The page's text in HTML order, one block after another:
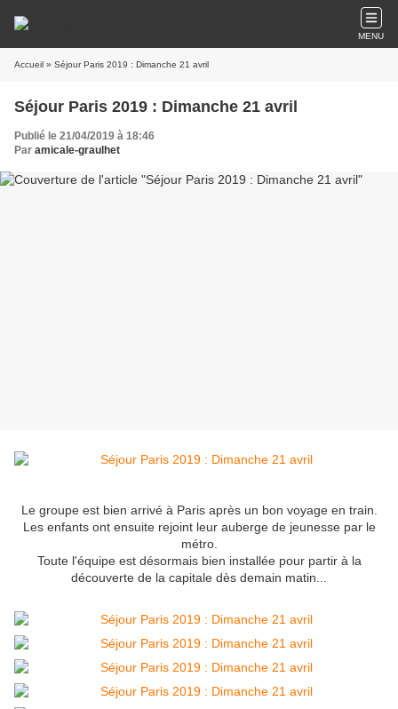
MENU
Accueil » Séjour Paris 2019 : Dimanche 21 avril
Séjour Paris 2019 : Dimanche 21 avril
Publié le 21/04/2019 à 18:46
Par amicale-graulhet
Le groupe est bien arrivé à Paris après un bon voyage en train.
Les enfants ont ensuite rejoint leur auberge de jeunesse par le
métro.
Toute l'équipe est désormais bien installée pour partir à la
découverte de la capitale dès demain matin...